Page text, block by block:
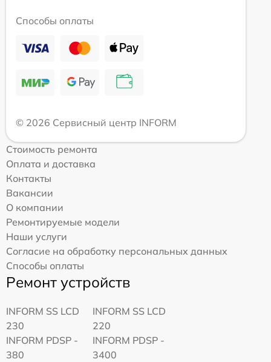
Способы оплаты
© 2026 Сервисный центр INFORM
Стоимость ремонта
Оплата и доставка
Контакты
Вакансии
О компании
Ремонтируемые модели
Наши услуги
Согласие на обработку персональных данных
Способы оплаты
Ремонт устройств
INFORM SS LCD
230
INFORM SS LCD
220
INFORM PDSP -
380
INFORM PDSP -
3400